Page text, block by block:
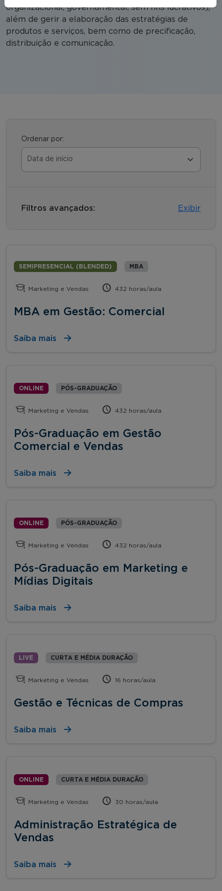
organizacional, governamental, sem fins lucrativos),
além de gerir a elaboração das estratégias de
produtos e serviços, bem como de precificação,
distribuição e comunicação.
Ordenar por:
Filtros avançados: Exibir
SEMIPRESENCIAL (BLENDED) MBA
Marketing e Vendas 432 horas/aula
MBA em Gestão: Comercial
Saiba mais
ONLINE PÓS-GRADUAÇÃO
Marketing e Vendas 432 horas/aula
Pós-Graduação em Gestão
Comercial e Vendas
Saiba mais
ONLINE PÓS-GRADUAÇÃO
Marketing e Vendas 432 horas/aula
Pós-Graduação em Marketing e
Mídias Digitais
Saiba mais
LIVE CURTA E MÉDIA DURAÇÃO
Marketing e Vendas 16 horas/aula
Gestão e Técnicas de Compras
Saiba mais
ONLINE CURTA E MÉDIA DURAÇÃO
Marketing e Vendas 30 horas/aula
Administração Estratégica de
Vendas
Saiba mais